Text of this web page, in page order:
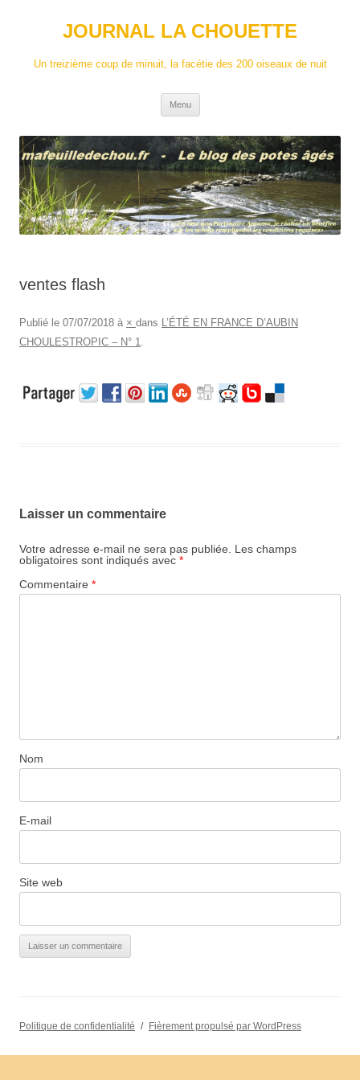
JOURNAL LA CHOUETTE
Un treizième coup de minuit, la facétie des 200 oiseaux de nuit
Menu
ventes flash
Publié le 07/07/2018 à × dans L’ÉTÉ EN FRANCE D’AUBIN
CHOULESTROPIC – N° 1.
Laisser un commentaire
Votre adresse e-mail ne sera pas publiée.
Les champs
obligatoires sont indiqués avec *
Commentaire *
Nom
E-mail
Site web
Politique de confidentialité Fièrement propulsé par WordPress